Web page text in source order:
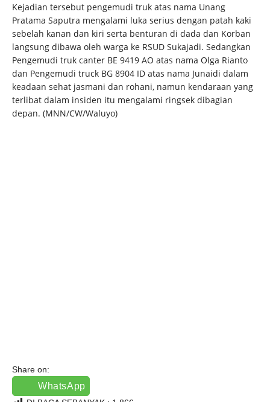
Kejadian tersebut pengemudi truk atas nama Unang
Pratama Saputra mengalami luka serius dengan patah kaki
sebelah kanan dan kiri serta benturan di dada dan Korban
langsung dibawa oleh warga ke RSUD Sukajadi. Sedangkan
Pengemudi truk canter BE 9419 AO atas nama Olga Rianto
dan Pengemudi truck BG 8904 ID atas nama Junaidi dalam
keadaan sehat jasmani dan rohani, namun kendaraan yang
terlibat dalam insiden itu mengalami ringsek dibagian
depan. (MNN/CW/Waluyo)
Share on:
WhatsApp